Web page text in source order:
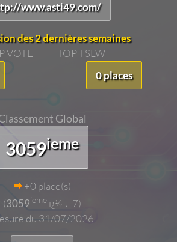
www.asti49.com/
des 2 dernières semaines
VOTE
TOP TSLW
0 places
Global
3059ieme
+0 place(s)
(3059iemeï¿½ J-7)
du 31/07/2026